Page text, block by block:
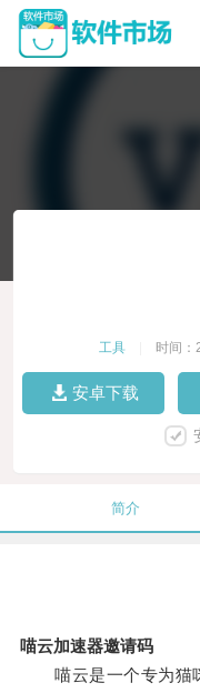
工具 时间：
安卓下载
简介
喵云加速器邀请码
喵云是一个专为猫